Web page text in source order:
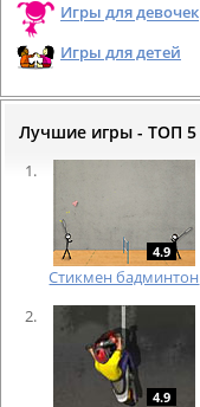
Игры для девочек
Игры для детей
Лучшие игры - ТОП 5
4.9
Cтикмен бадминтон
4.9